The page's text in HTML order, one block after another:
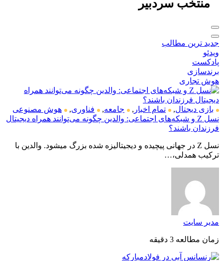
منتخب سردبیر
جدید ترین مطالب
ویدئو
پادکست
برندسازی
هوش تجاری
بازی دیجتال, تمام اخبار , جامعه, فناوری,
هوش مصنوعی
نسل Z و شبکه‌های اجتماعی: والدین چگونه می‌توانند همراه دیجیتال
فرزندان باشند؟
نسل Z در جهانی پیچیده و دیجیتالیزه شده بزرگ میشود. والدین با
ترکیب همدلی،…
مدیر سایت
زمان مطالعه 3 دقیقه